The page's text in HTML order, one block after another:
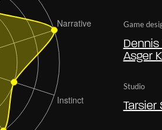
Game
Dennis
Asger
Studio
Tarsier